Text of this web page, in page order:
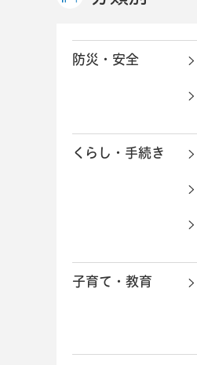
防災・安全
くらし・手続き
子育て・教育